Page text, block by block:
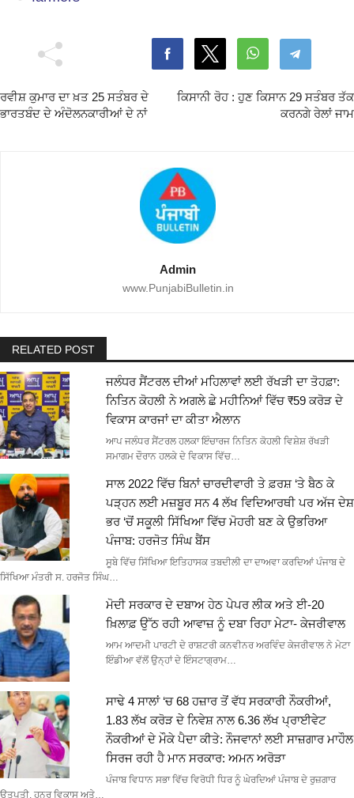
ਰਵੀਸ਼ ਕੁਮਾਰ ਦਾ ਖ਼ਤ 25 ਸਤੰਬਰ ਦੇ
ਭਾਰਤਬੰਦ ਦੇ ਅੰਦੋਲਨਕਾਰੀਆਂ ਦੇ ਨਾਂ
ਕਿਸਾਨੀ ਰੋਹ : ਹੁਣ ਕਿਸਾਨ 29 ਸਤੰਬਰ ਤੱਕ
ਕਰਨਗੇ ਰੇਲਾਂ ਜਾਮ
Admin
www.PunjabiBulletin.in
RELATED POST
ਜਲੰਧਰ ਸੈਂਟਰਲ ਦੀਆਂ ਮਹਿਲਾਵਾਂ ਲਈ ਰੱਖੜੀ ਦਾ ਤੋਹਫ਼ਾ:
ਨਿਤਿਨ ਕੋਹਲੀ ਨੇ ਅਗਲੇ ਛੇ ਮਹੀਨਿਆਂ ਵਿੱਚ ₹59 ਕਰੋੜ ਦੇ
ਵਿਕਾਸ ਕਾਰਜਾਂ ਦਾ ਕੀਤਾ ਐਲਾਨ
ਆਪ ਜਲੰਧਰ ਸੈਂਟਰਲ ਹਲਕਾ ਇੰਚਾਰਜ ਨਿਤਿਨ ਕੋਹਲੀ ਵਿਸ਼ੇਸ਼ ਰੱਖੜੀ
ਸਮਾਗਮ ਦੌਰਾਨ ਹਲਕੇ ਦੇ ਵਿਕਾਸ ਵਿੱਚ…
ਸਾਲ 2022 ਵਿੱਚ ਬਿਨਾਂ ਚਾਰਦੀਵਾਰੀ ਤੇ ਫ਼ਰਸ਼ ‘ਤੇ ਬੈਠ ਕੇ
ਪੜ੍ਹਨ ਲਈ ਮਜ਼ਬੂਰ ਸਨ 4 ਲੱਖ ਵਿਦਿਆਰਥੀ ਪਰ ਅੱਜ ਦੇਸ਼
ਭਰ ‘ਚੋਂ ਸਕੂਲੀ ਸਿੱਖਿਆ ਵਿੱਚ ਮੋਹਰੀ ਬਣ ਕੇ ਉਭਰਿਆ
ਪੰਜਾਬ: ਹਰਜੋਤ ਸਿੰਘ ਬੈਂਸ
ਸੂਬੇ ਵਿੱਚ ਸਿੱਖਿਆ ਇਤਿਹਾਸਕ ਤਬਦੀਲੀ ਦਾ ਦਾਅਵਾ ਕਰਦਿਆਂ ਪੰਜਾਬ ਦੇ
ਸਿੱਖਿਆ ਮੰਤਰੀ ਸ. ਹਰਜੋਤ ਸਿੰਘ…
ਮੋਦੀ ਸਰਕਾਰ ਦੇ ਦਬਾਅ ਹੇਠ ਪੇਪਰ ਲੀਕ ਅਤੇ ਈ-20
ਖ਼ਿਲਾਫ਼ ਉੱਠ ਰਹੀ ਆਵਾਜ਼ ਨੂੰ ਦਬਾ ਰਿਹਾ ਮੇਟਾ- ਕੇਜਰੀਵਾਲ
ਆਮ ਆਦਮੀ ਪਾਰਟੀ ਦੇ ਰਾਸ਼ਟਰੀ ਕਨਵੀਨਰ ਅਰਵਿੰਦ ਕੇਜਰੀਵਾਲ ਨੇ ਮੇਟਾ
ਇੰਡੀਆ ਵੱਲੋਂ ਉਨ੍ਹਾਂ ਦੇ ਇੰਸਟਾਗ੍ਰਾਮ…
ਸਾਢੇ 4 ਸਾਲਾਂ ‘ਚ 68 ਹਜ਼ਾਰ ਤੋਂ ਵੱਧ ਸਰਕਾਰੀ ਨੌਕਰੀਆਂ,
1.83 ਲੱਖ ਕਰੋੜ ਦੇ ਨਿਵੇਸ਼ ਨਾਲ 6.36 ਲੱਖ ਪ੍ਰਾਈਵੇਟ
ਨੌਕਰੀਆਂ ਦੇ ਮੌਕੇ ਪੈਦਾ ਕੀਤੇ: ਨੌਜਵਾਨਾਂ ਲਈ ਸਾਜ਼ਗਾਰ ਮਾਹੌਲ
ਸਿਰਜ ਰਹੀ ਹੈ ਮਾਨ ਸਰਕਾਰ: ਅਮਨ ਅਰੋੜਾ
ਪੰਜਾਬ ਵਿਧਾਨ ਸਭਾ ਵਿੱਚ ਵਿਰੋਧੀ ਧਿਰ ਨੂੰ ਘੇਰਦਿਆਂ ਪੰਜਾਬ ਦੇ ਰੁਜ਼ਗਾਰ
ਉਤਪਤੀ, ਹੁਨਰ ਵਿਕਾਸ ਅਤੇ…